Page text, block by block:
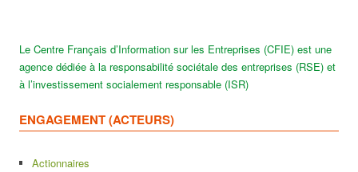
Le Centre Français d’Information sur les Entreprises (CFIE) est une
agence dédiée à la responsabilité sociétale des entreprises (RSE) et
à l’investissement socialement responsable (ISR)
ENGAGEMENT (ACTEURS)
Actionnaires